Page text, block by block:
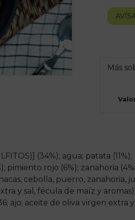
Más
(34%); agua; patata (11%);
pimiento rojo (6%); zanahoria
cebolla, puerro, zanahoria,
y sal, fécula de maíz y aromas);
ajo; aceite de oliva virgen extra y